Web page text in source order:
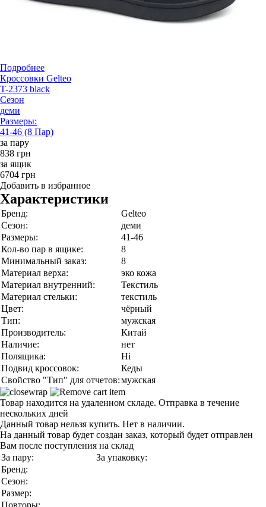
Подробнее
Кроссовки Gelteo
T-2373 black
Сезон
деми
Размеры:
41-46 (8 Пар)
за пару
838 грн
за ящик
6704 грн
Добавить в избранное
Характеристики
Бренд:
Gelteo
Сезон:
деми
Размеры:
41-46
Кол-во пар в ящике:
8
Минимальный заказ:
8
Материал верха:
эко кожа
Материал внутренний:
Текстиль
Материал стельки:
текстиль
Цвет:
чёрный
Тип:
мужская
Производитель:
Китай
Наличие:
нет
Полящика:
Ні
Подвид кроссовок:
Кеды
Свойство "Тип" для отчетов:мужская
Товар находится на удаленном складе. Отправка в течение
нескольких дней
Данный товар нельзя купить. Нет в наличии.
На данный товар будет создан заказ, который будет отправлен
Вам после поступления на склад
За пару:
За упаковку:
Бренд:
Сезон:
Размер:
Повторы: